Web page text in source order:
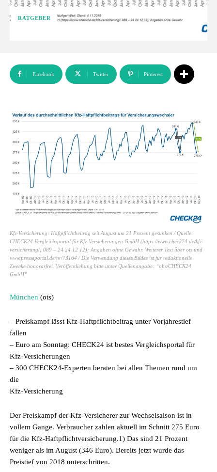
RATGEBER
Facebook Twitter Pinterest
Kfz-Versicherung: Haftpflichtbeitrag seit August um 21 Prozent gesunken / Quelle:
CHECK24 Vergleichsportal für Kfz-Versicherungen GmbH (https://www.check24.de/kfz-
versicherung/; 089 – 24 24 12 12); Angaben ohne Gewähr. Weiterer Text über ots und
www.presseportal.de/nr/73164 / Die Verwendung dieses Bildes ist für redaktionelle
Zwecke honorarfrei. Veröffentlichung bitte unter Quellenangabe: “obs/CHECK24
GmbH”
München (ots)
– Preiskampf lässt Kfz-Haftpflichtbeitrag unter Vorjahrestief
fallen
– Euro am Sonntag: CHECK24 ist bestes Vergleichsportal für
Kfz-Versicherungen
– 300 CHECK24-Experten beraten bei allen Themen rund um
die
Kfz-Versicherung
Der Preiskampf der Kfz-Versicherer zur Wechselsaison ist in
vollem Gange. Verbraucher zahlen aktuell im Schnitt 275 Euro
für die Kfz-Haftpflichtversicherung.1) Das sind 21 Prozent
weniger als im August (346 Euro). Bereits jetzt wurde das
Preistief von 2018 unterschritten.